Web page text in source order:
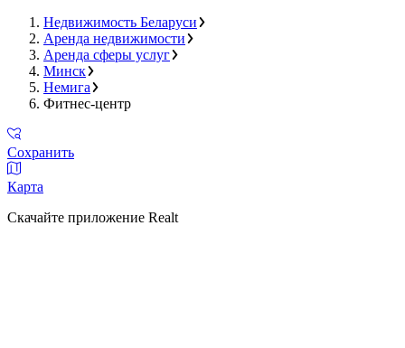
Недвижимость Беларуси
Аренда недвижимости
Аренда сферы услуг
Минск
Немига
Фитнес-центр
Сохранить
Карта
Скачайте приложение Realt